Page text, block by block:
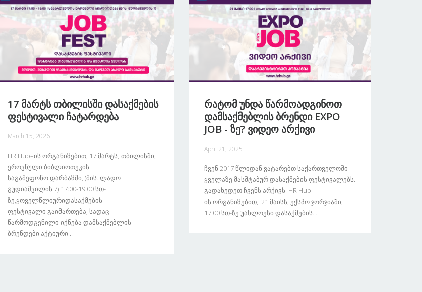
17 Მარტს Თბილისში Დასაქმების
Ფესტივალი Ჩატარდება
March 15, 2026
HR Hub–Ის Ორგანიზებით, 17 Მარტს, Თბილისში,
Ეროვნული Ბიბლიოთეკის
Საგამეფონო Დარბაზში, (მის. Ლადო
Გუდიაშვილის 7) 17:00-19:00 Სთ-
Ზე,ყოველწლიურიდასაქმების
Ფესტივალი Გაიმართება, Სადაც
Წარმოდგენილი Იქნება Დამსაქმებლის
Ბრენდები Აქტიური...
Რატომ Უნდა Წარმოადგინოთ
Დამსაქმებლის Ბრენდი EXPO
JOB - Ზე? Ვიდეო Არქივი
April 21, 2025
Ჩვენ 2017 Წლიდან Ვატარებთ Საქართველოში
Ყველაზე Მასშტაბურ Დასაქმების Ფესტივალებს.
Გადახედეთ Ჩვენს Არქივს. HR Hub–
Ის Ორგანიზებით, 21 Მაისს, Ექსპო Ჯორჯიაში,
17:00 Სთ-Ზე Უახლოესი Დასაქმების...